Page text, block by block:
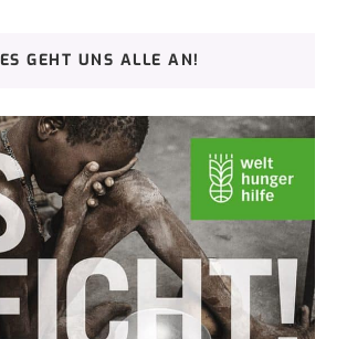
ES GEHT UNS ALLE AN!